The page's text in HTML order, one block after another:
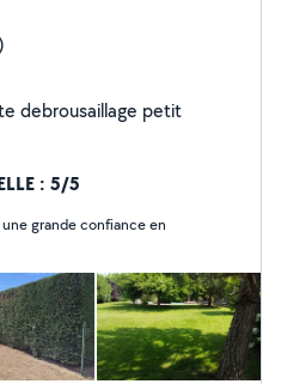
debrousaillage petit
: 5/5
grande confiance en